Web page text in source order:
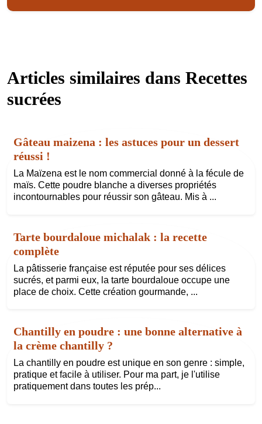
Articles similaires dans Recettes
sucrées
Gâteau maizena : les astuces pour un dessert
réussi !
La Maïzena est le nom commercial donné à la fécule de
maïs. Cette poudre blanche a diverses propriétés
incontournables pour réussir son gâteau. Mis à ...
Tarte bourdaloue michalak : la recette
complète
La pâtisserie française est réputée pour ses délices
sucrés, et parmi eux, la tarte bourdaloue occupe une
place de choix. Cette création gourmande, ...
Chantilly en poudre : une bonne alternative à
la crème chantilly ?
La chantilly en poudre est unique en son genre : simple,
pratique et facile à utiliser. Pour ma part, je l'utilise
pratiquement dans toutes les prép...